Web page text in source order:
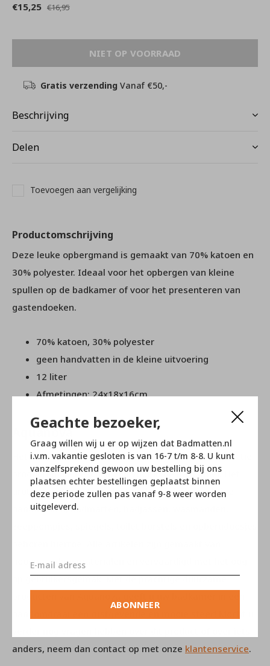
Geachte bezoeker,
Graag willen wij u er op wijzen dat Badmatten.nl
i.v.m. vakantie gesloten is van 16-7 t/m 8-8. U kunt
vanzelfsprekend gewoon uw bestelling bij ons
plaatsen echter bestellingen geplaatst binnen
deze periode zullen pas vanaf 9-8 weer worden
uitgeleverd.
ABONNEER
€15,25 €16,95
NIET OP VOORRAAD
Gratis verzending Vanaf €50,-
Beschrijving
Delen
Toevoegen aan vergelijking
Productomschrijving
Deze leuke opbergmand is gemaakt van 70% katoen en
30% polyester. Ideaal voor het opbergen van kleine
spullen op de badkamer of voor het presenteren van
gastendoeken.
70% katoen, 30% polyester
geen handvatten in de kleine uitvoering
12 liter
Afmetingen: 24x18x16cm
Aquanova
Het Belgische merk Aquanova heeft een grote collectie
producten die geschikt zijn voor in de badkamer. Het
grote assortiment omslaat onder andere prachtige
handdoeken, badmatten, badjassen, wasmanden,
hoogwaardige materialen en vervaardigd met het oog
op gebruikersgemak. Met de prachtige duurzame
anders, neem dan contact op met onze klantenservice.